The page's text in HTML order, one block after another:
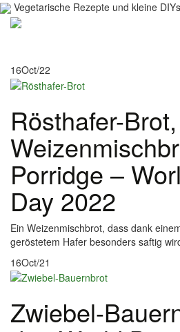
Vegetarische Rezepte und kleine
16Oct/22
Rösthafer-
Porridge –
Day 2022
Ein Weizenmischbrot, dass dank
geröstetem Hafer besonders saftig
16Oct/21
Zwiebel-